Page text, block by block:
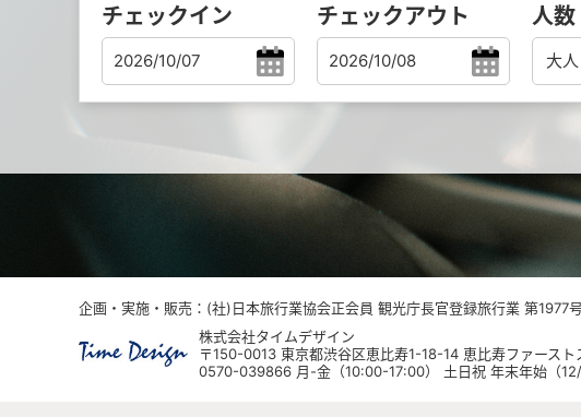
チェックイン チェックアウト 人数
企画・実施・販売：(社)日本旅行業協会正会員 観光庁長官登録旅行業 第1977
株式会社タイムデザイン
〒150-0013 東京都渋谷区恵比寿1-18-14 恵比寿ファースト
0570-039866 月-金（10:00-17:00） 土日祝 年末年始（